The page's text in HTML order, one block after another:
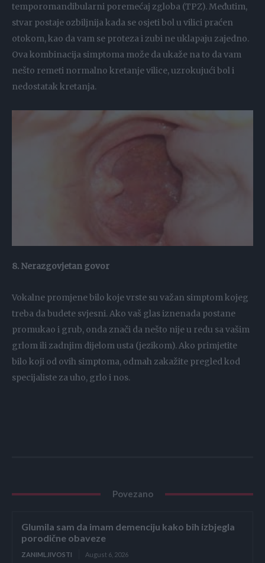
temporomandibularni poremećaj zgloba (TPZ). Međutim,
stvar postaje ozbiljnija kada se osjeti bol u vilici praćen
otokom, kao da vam se proteza i zubi ne uklapaju zajedno.
Ova kombinacija simptoma može da ukaže na to da vam
nešto remeti normalno kretanje vilice, uzrokujući bol i
nedostatak kretanja.
8. Nerazgovjetan govor
Vokalne promjene bilo koje vrste su važan simptom kojeg
treba da budete svjesni. Ako vaš glas iznenada postane
promukao i grub, onda znači da nešto nije u redu sa vašim
grlom ili zadnjim dijelom usta (jezikom). Ako primjetite
bilo koji od ovih simptoma, odmah zakažite pregled kod
specijaliste za uho, grlo i nos.
Povezano
Glumila sam da imam demenciju kako bih izbjegla
porodične obaveze
ZANIMLJIVOSTI August 6, 2026